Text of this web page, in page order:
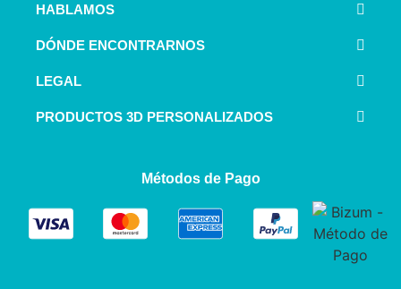
HABLAMOS
DÓNDE ENCONTRARNOS
LEGAL
PRODUCTOS 3D PERSONALIZADOS
Métodos de Pago